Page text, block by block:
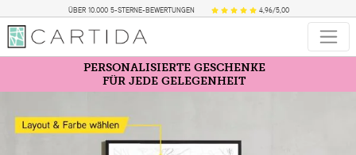
ÜBER 10.000 5-STERNE-BEWERTUNGEN 4,96/5,00
PERSONALISIERTE GESCHENKE
FÜR JEDE GELEGENHEIT